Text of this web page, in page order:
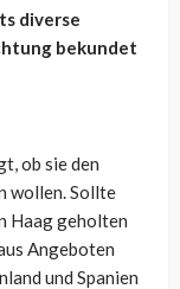
diverse
bekundet
ob sie den
wollen. Sollte
Haag geholten
Angeboten
und Spanien